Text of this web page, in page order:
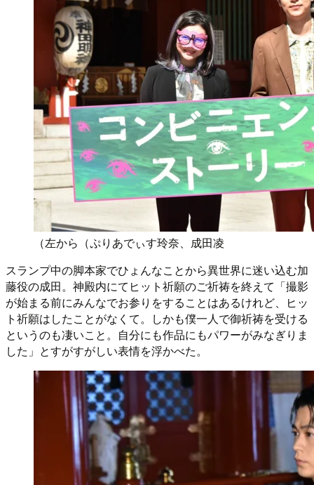
（左から（ぷりあでぃす玲奈、成田凌
スランプ中の脚本家でひょんなことから異世界に迷い込む加
藤役の成田。神殿内にてヒット祈願のご祈祷を終えて「撮影
が始まる前にみんなでお参りをすることはあるけれど、ヒッ
ト祈願はしたことがなくて。しかも僕一人で御祈祷を受ける
というのも凄いこと。自分にも作品にもパワーがみなぎりま
した」とすがすがしい表情を浮かべた。